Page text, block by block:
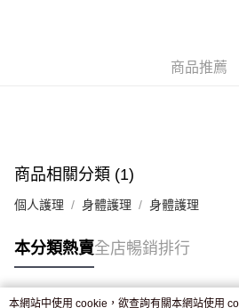
付款後門市自取，訂單確認後2-4個工作
商品推薦
商品相關分類 (1)
個人護理 身體護理 身體護理
本分類熱賣全店暢銷排行
本網站中使用 cookie，欲查詢有關本網站使用